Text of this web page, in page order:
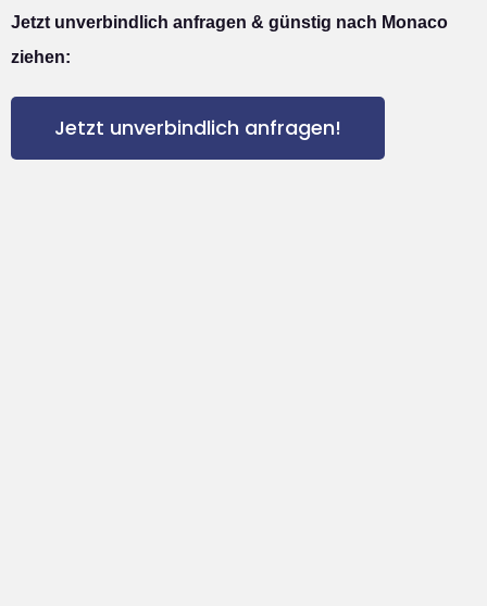
Jetzt unverbindlich anfragen & günstig nach Monaco
ziehen:
Jetzt unverbindlich anfragen!